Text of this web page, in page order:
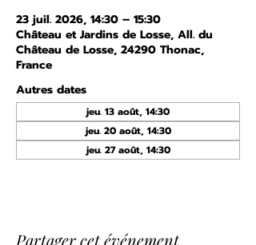
23 juil. 2026, 14:30 – 15:30
Château et Jardins de Losse, All. du
Château de Losse, 24290 Thonac,
France
Autres dates
jeu. 13 août, 14:30
jeu. 20 août, 14:30
jeu. 27 août, 14:30
Partager cet événement